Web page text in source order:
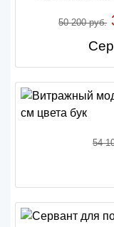
50 200 руб.
54